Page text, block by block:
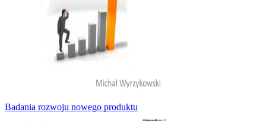
Badania rozwoju nowego produktu